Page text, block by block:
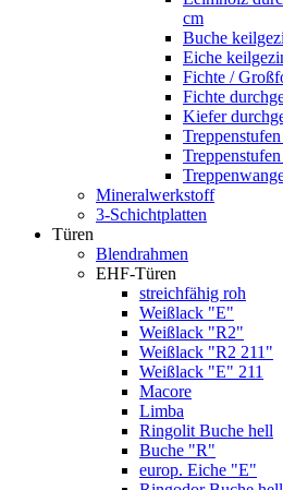
cm
Buche
Eiche
Fichte /
Fichte
Kiefer
Mineralwerkstoff
3-Schichtplatten
Türen
Blendrahmen
EHF-Türen
streichfähig roh
Weißlack "E"
Weißlack "R2"
Weißlack "R2 211"
Weißlack "E" 211
Macore
Limba
Ringolit Buche hell
Buche "R"
europ. Eiche "E"